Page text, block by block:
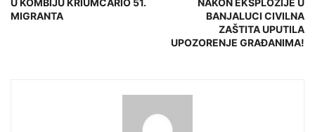
U KOMBIJU KRIUMČARIO 51.
MIGRANTA
NAKON EKSPLOZIJE U
BANJALUCI CIVILNA
ZAŠTITA UPUTILA
UPOZORENJE GRAĐANIMA!